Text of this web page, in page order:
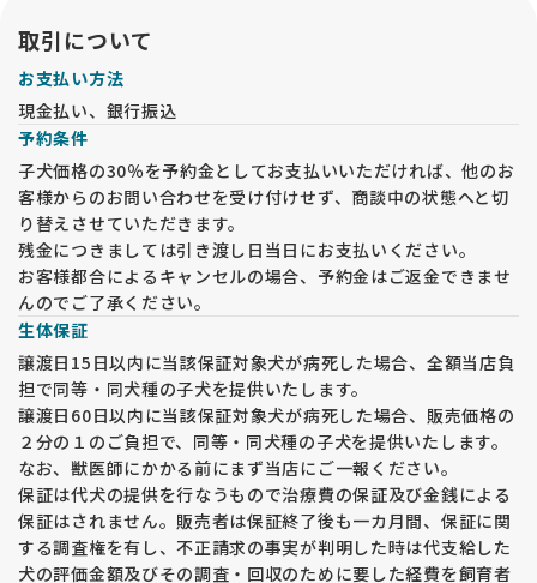
取引について
お支払い方法
現金払い、銀行振込
予約条件
子犬価格の30％を予約金としてお支払いいただければ、他のお
客様からのお問い合わせを受け付けせず、商談中の状態へと切
り替えさせていただきます。
残金につきましては引き渡し日当日にお支払いください。
お客様都合によるキャンセルの場合、予約金はご返金できませ
んのでご了承ください。
生体保証
譲渡日15日以内に当該保証対象犬が病死した場合、全額当店負
担で同等・同犬種の子犬を提供いたします。
譲渡日60日以内に当該保証対象犬が病死した場合、販売価格の
２分の１のご負担で、同等・同犬種の子犬を提供いたします。
なお、獣医師にかかる前にまず当店にご一報ください。
保証は代犬の提供を行なうもので治療費の保証及び金銭による
保証はされません。販売者は保証終了後も一カ月間、保証に関
する調査権を有し、不正請求の事実が判明した時は代支給した
犬の評価金額及びその調査・回収のために要した経費を飼育者